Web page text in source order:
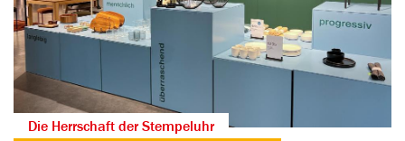
Die Herrschaft der Stempeluhr